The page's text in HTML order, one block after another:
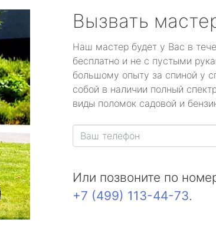
Вызвать
Наш мастер будет у Вас в
бесплатно и не с пустыми
большому опыту за спиной у
собой в наличии полный
виды поломок садовой и
Или позвоните по
+7 (499) 113-44-73.